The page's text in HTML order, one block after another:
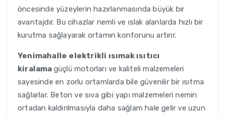
öncesinde yüzeylerin hazırlanmasında büyük bir
avantajdır. Bu cihazlar nemli ve ıslak alanlarda hızlı bir
kurutma sağlayarak ortamın konforunu artırır.
Yenimahalle elektrikli ısımak ısıtıcı
kiralama güçlü motorları ve kaliteli malzemeleri
sayesinde en zorlu ortamlarda bile güvenilir bir ısıtma
sağlarlar. Beton ve sıva gibi yapı malzemeleri nemin
ortadan kaldırılmasıyla daha sağlam hale gelir ve uzun